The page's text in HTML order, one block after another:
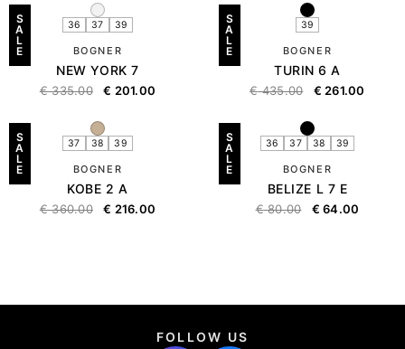
S
A
L
E
36 37 39
BOGNER
NEW YORK 7
€335.00 € 201.00
S
A
L
E
39
BOGNER
TURIN 6 A
€435.00 € 261.00
S
A
L
E
37 38 39
BOGNER
KOBE 2 A
€360.00 € 216.00
S
A
L
E
36 37 38 39
BOGNER
BELIZE L 7 E
€80.00 € 64.00
FOLLOW US